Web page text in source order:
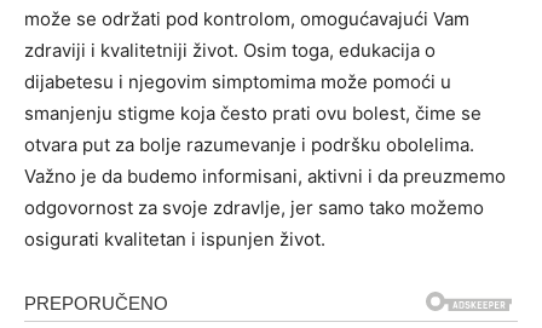
može se održati pod kontrolom, omogućavajući Vam
zdraviji i kvalitetniji život. Osim toga, edukacija o
dijabetesu i njegovim simptomima može pomoći u
smanjenju stigme koja često prati ovu bolest, čime se
otvara put za bolje razumevanje i podršku obolelima.
Važno je da budemo informisani, aktivni i da preuzmemo
odgovornost za svoje zdravlje, jer samo tako možemo
osigurati kvalitetan i ispunjen život.